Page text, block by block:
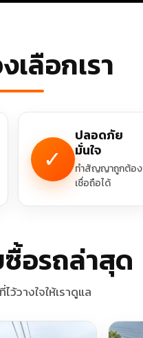
เลือกเรา
✓
ปลอดภัย
มั่นใจ
ทำสัญญาถูกต้อง
เชื่อถือได้
อรถล่าสุด
วางใจให้เราดูแล